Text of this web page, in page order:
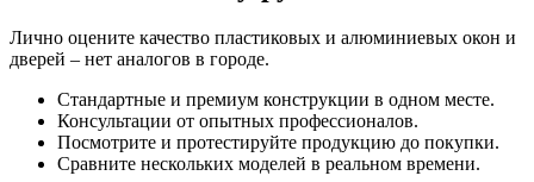
Лично оцените качество пластиковых и алюминиевых окон и
дверей – нет аналогов в городе.
Стандартные и премиум конструкции в одном месте.
Консультации от опытных профессионалов.
Посмотрите и протестируйте продукцию до покупки.
Сравните нескольких моделей в реальном времени.